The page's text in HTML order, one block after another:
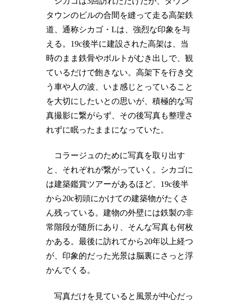
タウンのビルの合間を縫って走る高架鉄
道、通称シカゴ・Lは、強烈な印象を与
える。19c後半に建設された高架は、当
時のまま鉄骨やボルトがむき出しで、観
ているだけで飽きない。高架下を行き交
う車や人の波、いま感じとっていること
を大切にしたいとの思いが、積極的な写
真撮影に繋がらず、その後写真も整理さ
れずに眠ったままになっていた。
コラージュのために写真を取り出す
と、それぞれが繋がっていく。シカゴに
は建築鑑賞ツアーがあるほど、19c後半
から20c初頭にかけての建築物がたくさ
ん残っている。建物の外壁には鉄製の非
常階段が随所にあり、そんな写真も何枚
かある。最後に訪れてから20年以上経つ
が、印象的だった光景は脳裏にさっと浮
かんでくる。
写真だけを見ていると風景が中心だっ